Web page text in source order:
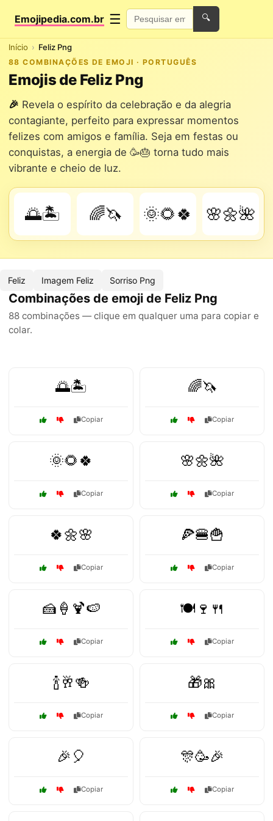
Emojipedia.com.br ☰ 🔍
Início Feliz Png
88 COMBINAÇÕES DE EMOJI · PORTUGUÊS
Emojis de Feliz Png
🎉 Revela o espírito da celebração e da alegria
contagiante, perfeito para expressar momentos
felizes com amigos e família. Seja em festas ou
conquistas, a energia de 🥳🎂 torna tudo mais
vibrante e cheio de luz.
🌅🏝️ 🌈🦄 🌞🌻🍀 🌸🌼🌺
Feliz Imagem Feliz Sorriso Png
Combinações de emoji de Feliz Png
88 combinações — clique em qualquer uma para copiar e
colar.
🌅🏝️
Copiar
🌈🦄
Copiar
🌞🌻🍀
Copiar
🌸🌼🌺
Copiar
🍀🌼🌸
Copiar
🍕🍔🍟
Copiar
🍰🍦🍹🍉
Copiar
🍽️🍷🍴
Copiar
🍾🥂🍻
Copiar
🎁🎀
Copiar
🎉🎈
Copiar
🎊🥳🎉
Copiar